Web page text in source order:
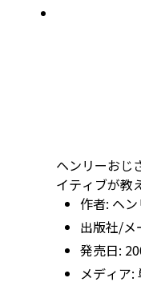
ヘンリーおじ
イティブが教
作者: ヘ
出版社/メ
発売日:
メディア: